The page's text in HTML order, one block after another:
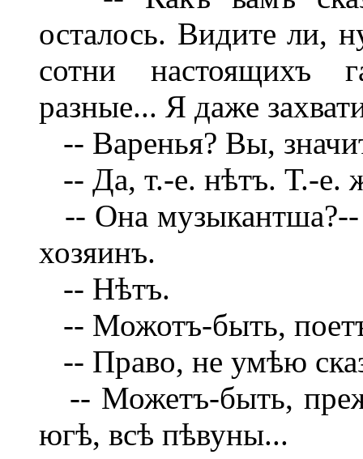
осталось. Видите ли,
сотни настоящихъ
разные... Я даже
-- Варенья? Вы,
-- Да, т.-е. нѣтъ. Т.-е.
-- Она музыкантша?--
хозяинъ.
-- Нѣтъ.
-- Можотъ-быть,
-- Право, не умѣю
-- Можетъ-быть,
югѣ, всѣ пѣвуны...